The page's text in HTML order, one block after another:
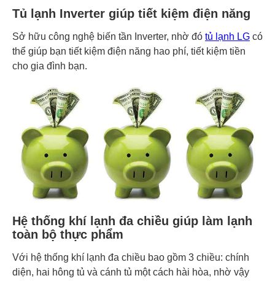
Tủ lạnh Inverter giúp tiết kiệm điện năng
Sở hữu công nghệ biến tần Inverter, nhờ đó tủ lạnh LG có
thể giúp bạn tiết kiệm điện năng hao phí, tiết kiệm tiền
cho gia đình bạn.
Hệ thống khí lạnh đa chiều giúp làm lạnh
toàn bộ thực phẩm
Với hệ thống khí lạnh đa chiều bao gồm 3 chiều: chính
diện, hai hông tủ và cánh tủ một cách hài hòa, nhờ vậy